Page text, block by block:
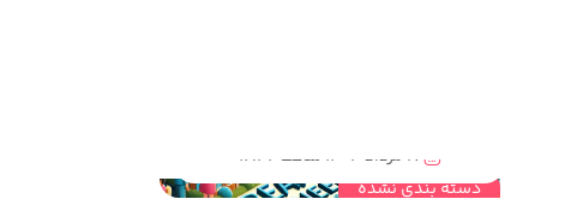
دسته بندی نشده
17 مرداد 1404 ساعت 12:42